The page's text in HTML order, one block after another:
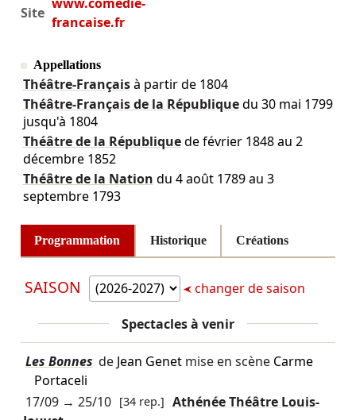
Site
francaise.fr
Appellations
Théâtre-Françaisà partir de 1804
Théâtre-Français de la Républiquedu 30 mai 1799
jusqu'à 1804
Théâtre de la Républiquedefévrier 1848au 2
décembre 1852
Théâtre de la Nation du 4 août 1789au 3
septembre 1793
Programmation Historique Créations
SAISON changer de saison
Spectacles à venir
Les Bonnes de Jean Genetmise en scène Carme
Portaceli
17/09→ 25/10 [34 rep.] Athénée Théâtre Louis-